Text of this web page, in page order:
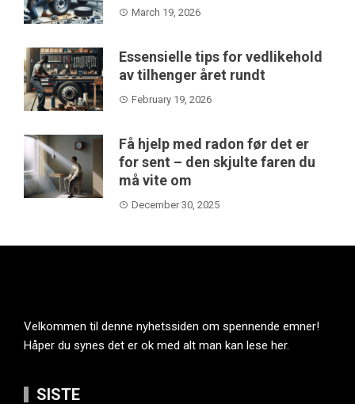
March 19, 2026
Essensielle tips for vedlikehold
av tilhenger året rundt
February 19, 2026
Få hjelp med radon før det er
for sent – den skjulte faren du
må vite om
December 30, 2025
Velkommen til denne nyhetssiden om spennende emner!
Håper du synes det er ok med alt man kan lese her.
SISTE